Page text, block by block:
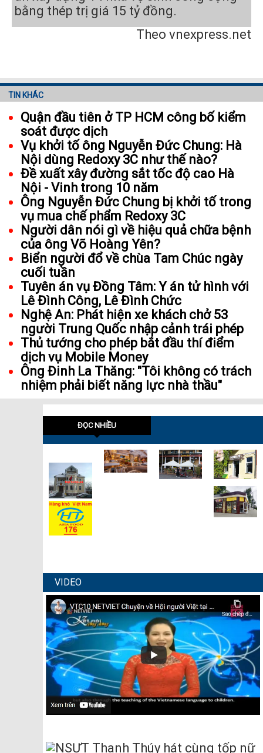
bằng thép trị giá 15 tỷ đồng.
Theo vnexpress.net
TIN KHÁC
Quận đầu tiên ở TP HCM công bố kiểm
soát được dịch
Vụ khởi tố ông Nguyễn Đức Chung: Hà
Nội dùng Redoxy 3C như thế nào?
Đề xuất xây đường sắt tốc độ cao Hà
Nội - Vinh trong 10 năm
Ông Nguyễn Đức Chung bị khởi tố trong
vụ mua chế phẩm Redoxy 3C
Người dân nói gì về hiệu quả chữa bệnh
của ông Võ Hoàng Yên?
Biển người đổ về chùa Tam Chúc ngày
cuối tuần
Tuyên án vụ Đồng Tâm: Y án tử hình với
Lê Đình Công, Lê Đình Chức
Nghệ An: Phát hiện xe khách chở 53
người Trung Quốc nhập cảnh trái phép
Thủ tướng cho phép bắt đầu thí điểm
dịch vụ Mobile Money
Ông Đinh La Thăng: "Tôi không có trách
nhiệm phải biết năng lực nhà thầu"
ĐỌC NHIỀU
VIDEO